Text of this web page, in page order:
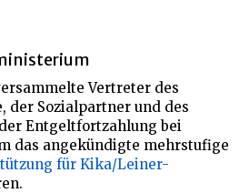
Vertreter des
der Sozialpartner und des
Entgeltfortzahlung bei
das angekündigte mehrstufige
für Kika/Leiner-